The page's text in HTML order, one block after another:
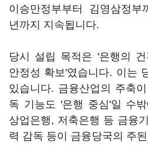
이승만정부부터 김영삼정부
년까지 지속됩니다.
당시 설립 목적은 '은행의 건
안정성 확보'였습니다. 이는
있습니다. 금융산업의 주축
독 기능도 '은행 중심'일 수
상업은행, 저축은행 등 금융
력 감독 등이 금융당국의 주